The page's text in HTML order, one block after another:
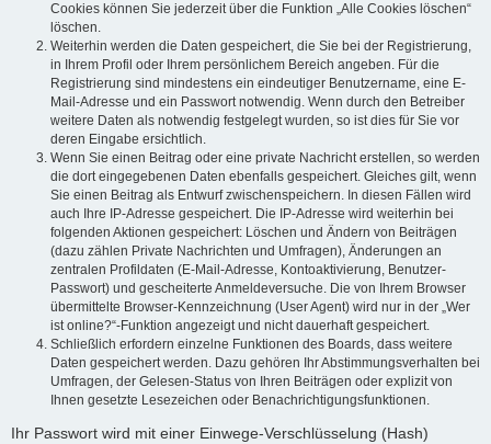
Cookies können Sie jederzeit über die Funktion „Alle Cookies löschen“
löschen.
Weiterhin werden die Daten gespeichert, die Sie bei der Registrierung,
in Ihrem Profil oder Ihrem persönlichem Bereich angeben. Für die
Registrierung sind mindestens ein eindeutiger Benutzername, eine E-
Mail-Adresse und ein Passwort notwendig. Wenn durch den Betreiber
weitere Daten als notwendig festgelegt wurden, so ist dies für Sie vor
deren Eingabe ersichtlich.
Wenn Sie einen Beitrag oder eine private Nachricht erstellen, so werden
die dort eingegebenen Daten ebenfalls gespeichert. Gleiches gilt, wenn
Sie einen Beitrag als Entwurf zwischenspeichern. In diesen Fällen wird
auch Ihre IP-Adresse gespeichert. Die IP-Adresse wird weiterhin bei
folgenden Aktionen gespeichert: Löschen und Ändern von Beiträgen
(dazu zählen Private Nachrichten und Umfragen), Änderungen an
zentralen Profildaten (E-Mail-Adresse, Kontoaktivierung, Benutzer-
Passwort) und gescheiterte Anmeldeversuche. Die von Ihrem Browser
übermittelte Browser-Kennzeichnung (User Agent) wird nur in der „Wer
ist online?“-Funktion angezeigt und nicht dauerhaft gespeichert.
Schließlich erfordern einzelne Funktionen des Boards, dass weitere
Daten gespeichert werden. Dazu gehören Ihr Abstimmungsverhalten bei
Umfragen, der Gelesen-Status von Ihren Beiträgen oder explizit von
Ihnen gesetzte Lesezeichen oder Benachrichtigungsfunktionen.
Ihr Passwort wird mit einer Einwege-Verschlüsselung (Hash)